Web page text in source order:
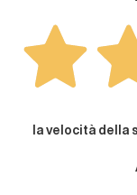
la velocità